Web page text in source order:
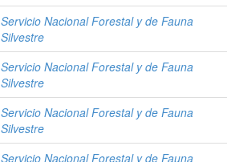
Servicio Nacional Forestal y de Fauna
Silvestre
Servicio Nacional Forestal y de Fauna
Silvestre
Servicio Nacional Forestal y de Fauna
Silvestre
Servicio Nacional Forestal y de Fauna